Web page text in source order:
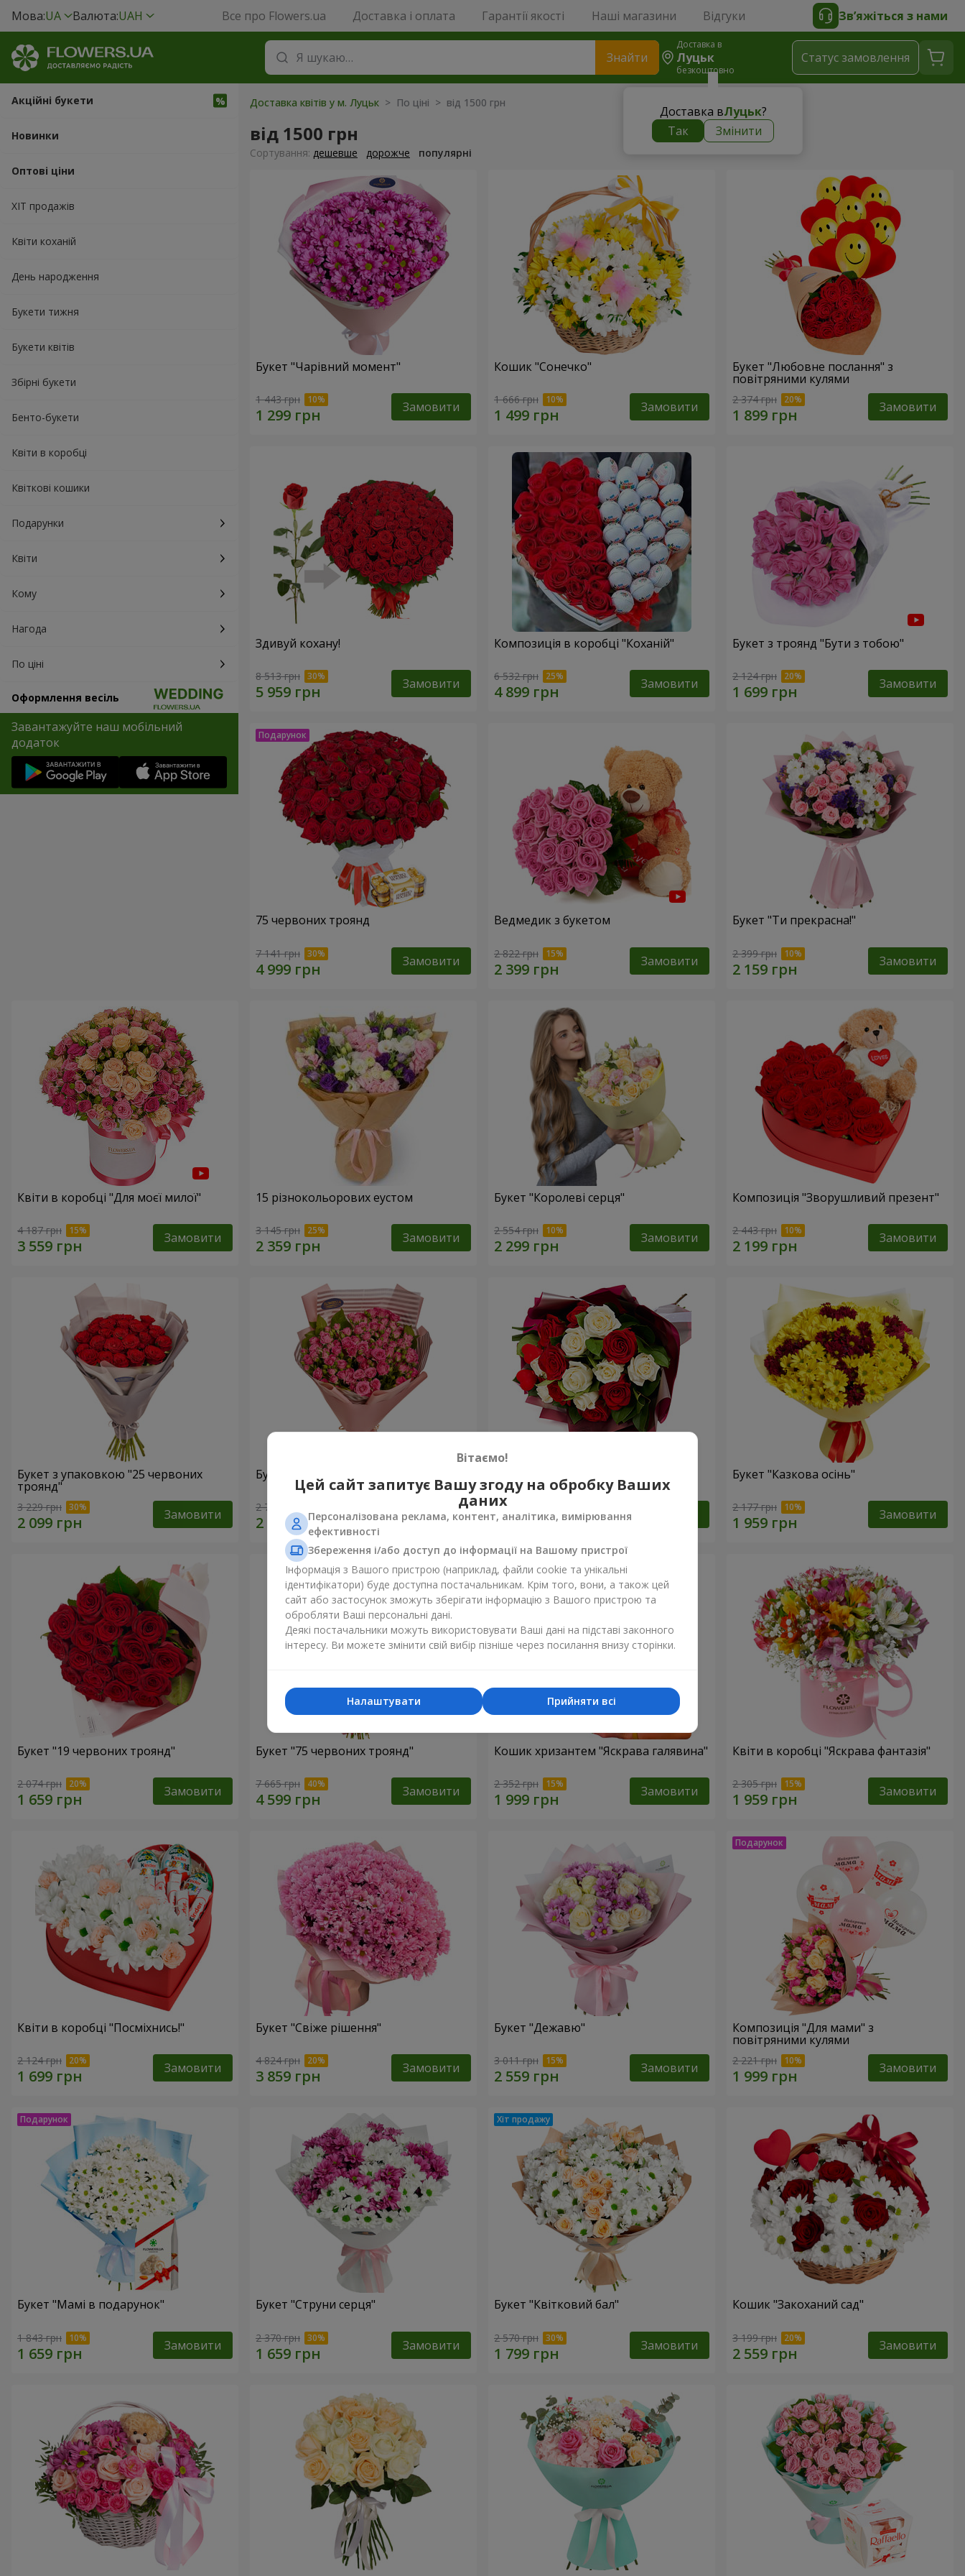
Мова:UA Валюта:UAH Все про Flowers.ua Доставка і оплата Гарантії якості Наші магазини Відгуки Зв’яжіться з нами
Знайти
Доставка в
Луцьк
безкоштовно
Доставка вЛуцьк?
Так
Змінити
Статус замовлення
Акційні букети
Новинки
Оптові ціни
ХІТ продажів
Квіти коханій
День народження
Букети тижня
Букети квітів
Збірні букети
Бенто-букети
Квіти в коробці
Квіткові кошики
Подарунки
Квіти
Кому
Нагода
По ціні
Оформлення весіль
Завантажуйте наш мобільний
додаток
Доставка квітів у м. Луцьк > По ціні > від 1500 грн
від 1500 грн
Сортування: дешевше дорожче популярні
Букет "Чарівний момент"
1 443 грн Замовити
Кошик "Сонечко"
1 666 грн Замовити
Букет "Любовне послання" з
повітряними кулями
2 374 грн Замовити
Здивуй кохану!
8 513 грн Замовити
Композиція в коробці "Коханій"
6 532 грн Замовити
Букет з троянд "Бути з тобою"
2 124 грн Замовити
75 червоних троянд
7 141 грн Замовити
Ведмедик з букетом
2 822 грн Замовити
Букет "Ти прекрасна!"
2 399 грн Замовити
Квіти в коробці "Для моєї милої"
4 187 грн Замовити
15 різнокольорових еустом
3 145 грн Замовити
Букет "Королеві серця"
2 554 грн Замовити
Композиція "Зворушливий презент"
2 443 грн Замовити
Букет з упаковкою "25 червоних
троянд"
3 229 грн Замовити
Букет троянд "Моїй красунечці!"
2 732 грн Замовити 1 999 грн
Букет "Казкова осінь"
2 177 грн Замовити
Букет "19 червоних троянд"
2 074 грн Замовити
Букет "75 червоних троянд"
7 665 грн Замовити
Кошик хризантем "Яскрава галявина"
2 352 грн Замовити
Квіти в коробці "Яскрава фантазія"
2 305 грн Замовити
Квіти в коробці "Посміхнись!"
2 124 грн Замовити
Букет "Свіже рішення"
4 824 грн Замовити
Букет "Дежавю"
3 011 грн Замовити
Композиція "Для мами" з
повітряними кулями
2 221 грн Замовити
Букет "Мамі в подарунок"
1 843 грн Замовити
Букет "Струни серця"
2 370 грн Замовити
Букет "Квітковий бал"
2 570 грн Замовити
Кошик "Закоханий сад"
3 199 грн Замовити
Вітаємо!
Цей сайт запитує Вашу згоду на обробку Ваших
даних
Персоналізована реклама, контент, аналітика, вимірювання
ефективності
Збереження і/або доступ до інформації на Вашому пристрої
Інформація з Вашого пристрою (наприклад, файли cookie та унікальні
ідентифікатори) буде доступна постачальникам. Крім того, вони, а також цей
сайт або застосунок зможуть зберігати інформацію з Вашого пристрою та
обробляти Ваші персональні дані.
Деякі постачальники можуть використовувати Ваші дані на підставі законного
інтересу. Ви можете змінити свій вибір пізніше через посилання внизу сторінки.
Прийняти всі
Налаштувати